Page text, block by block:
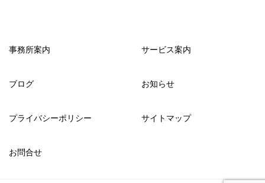
事務所案内 サービス案内
ブログ お知らせ
プライバシーポリシー サイトマップ
お問合せ